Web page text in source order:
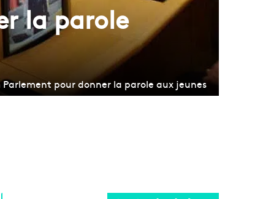
la parole
Parlement pour donner la parole aux jeunes